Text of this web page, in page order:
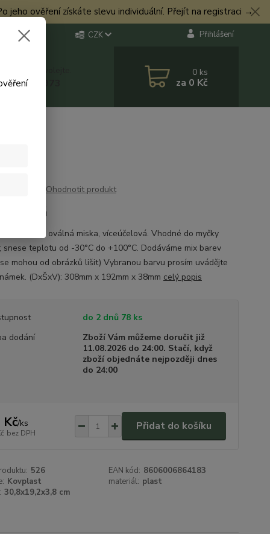
jeho ověření získáte slevu individuální. Přejít na registraci →
CZK Přihlášení
rady? Zavolejte.
544 973
0 ks
za 0 Kč
Ohodnotit produkt
oválná
probarvená oválná miska, víceúčelová. Vhodné do myčky
snese teplotu od -30°C do +100°C. Dodáváme mix barev
mohou od obrázků lišit) Vybranou barvu prosím uvádějte
(DxŠxV): 308mm x 192mm x 38mm celý popis
do 2 dnů 78 ks
dodání
Zboží Vám můžeme doručit již
11.08.2026 do 24:00. Stačí, když
zboží objednáte nejpozději dnes
do 24:00
Kč/ks
bez DPH
Přidat do košíku
526 EAN kód: 8606006864183
Kovplast materiál: plast
30,8x19,2x3,8 cm